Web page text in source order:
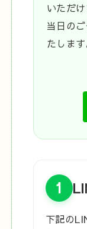
いただけ
当日の
たします
1
下記の